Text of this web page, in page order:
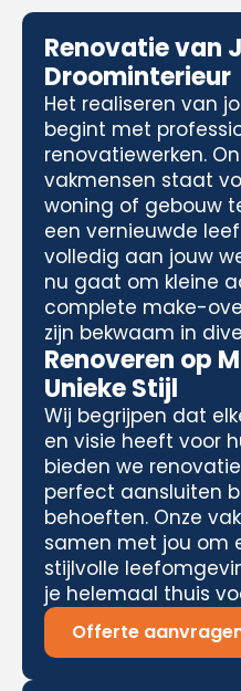
Renovatie van
Droominterieur
Het realiseren van
begint met
renovatiewerken.
vakmensen staat
woning of gebouw
een vernieuwde
volledig aan jouw
nu gaat om kleine
complete make-
zijn bekwaam in
Renoveren op
Unieke Stijl
Wij begrijpen dat
en visie heeft voor
bieden we
perfect aansluiten
behoeften. Onze
samen met jou om
stijlvolle
je helemaal thuis
Offerte